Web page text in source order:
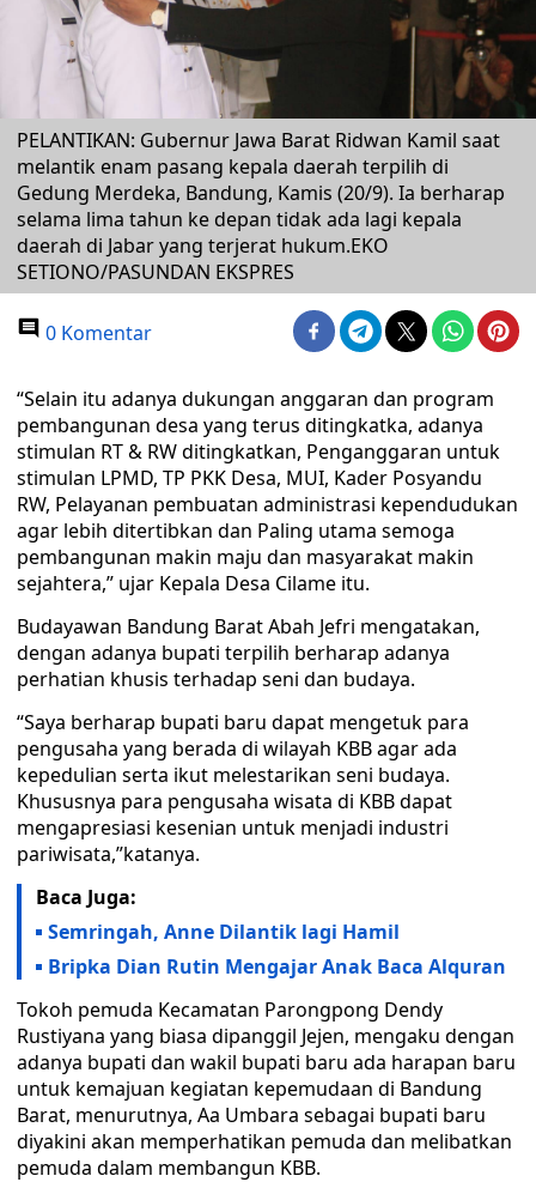
PELANTIKAN: Gubernur Jawa Barat Ridwan Kamil saat
melantik enam pasang kepala daerah terpilih di
Gedung Merdeka, Bandung, Kamis (20/9). Ia berharap
selama lima tahun ke depan tidak ada lagi kepala
daerah di Jabar yang terjerat hukum.EKO
SETIONO/PASUNDAN EKSPRES
0 Komentar
“Selain itu adanya dukungan anggaran dan program
pembangunan desa yang terus ditingkatka, adanya
stimulan RT & RW ditingkatkan, Penganggaran untuk
stimulan LPMD, TP PKK Desa, MUI, Kader Posyandu
RW, Pelayanan pembuatan administrasi kependudukan
agar lebih ditertibkan dan Paling utama semoga
pembangunan makin maju dan masyarakat makin
sejahtera,” ujar Kepala Desa Cilame itu.
Budayawan Bandung Barat Abah Jefri mengatakan,
dengan adanya bupati terpilih berharap adanya
perhatian khusis terhadap seni dan budaya.
“Saya berharap bupati baru dapat mengetuk para
pengusaha yang berada di wilayah KBB agar ada
kepedulian serta ikut melestarikan seni budaya.
Khususnya para pengusaha wisata di KBB dapat
mengapresiasi kesenian untuk menjadi industri
pariwisata,”katanya.
Baca Juga:
Semringah, Anne Dilantik lagi Hamil
Bripka Dian Rutin Mengajar Anak Baca Alquran
Tokoh pemuda Kecamatan Parongpong Dendy
Rustiyana yang biasa dipanggil Jejen, mengaku dengan
adanya bupati dan wakil bupati baru ada harapan baru
untuk kemajuan kegiatan kepemudaan di Bandung
Barat, menurutnya, Aa Umbara sebagai bupati baru
diyakini akan memperhatikan pemuda dan melibatkan
pemuda dalam membangun KBB.